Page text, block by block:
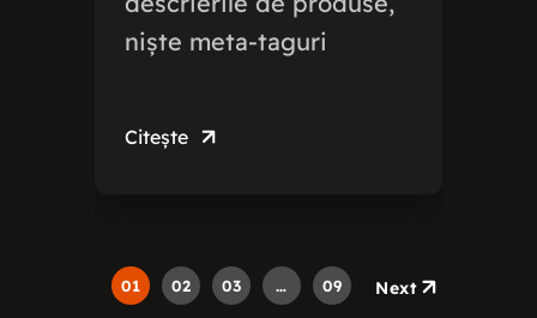
niște meta-taguri
Citește
01 02 03 … 09 Next